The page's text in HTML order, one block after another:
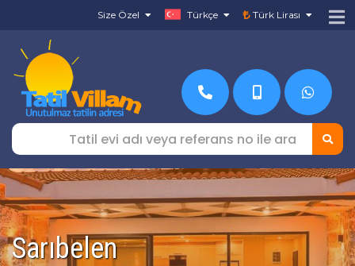
Size Özel Türkçe Türk Lirası
Sarıbelen